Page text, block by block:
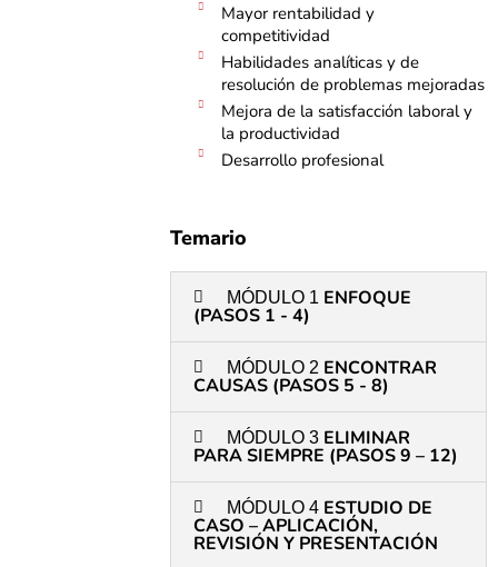
Mayor rentabilidad y
competitividad
Habilidades analíticas y de
resolución de problemas mejoradas
Mejora de la satisfacción laboral y
la productividad
Desarrollo profesional
Temario
MÓDULO 1 ENFOQUE
(PASOS 1 - 4)
MÓDULO 2 ENCONTRAR
CAUSAS (PASOS 5 - 8)
MÓDULO 3 ELIMINAR
PARA SIEMPRE (PASOS 9 – 12)
MÓDULO 4 ESTUDIO DE
CASO – APLICACIÓN,
REVISIÓN Y PRESENTACIÓN​